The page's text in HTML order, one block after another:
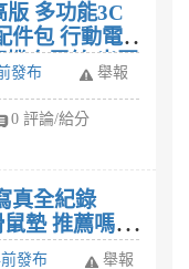
多功能3C
件包 行動電
充電線 出國
好?
發布 舉報
0 評論/給分
真全紀錄
墊 推薦嗎?
發布 舉報